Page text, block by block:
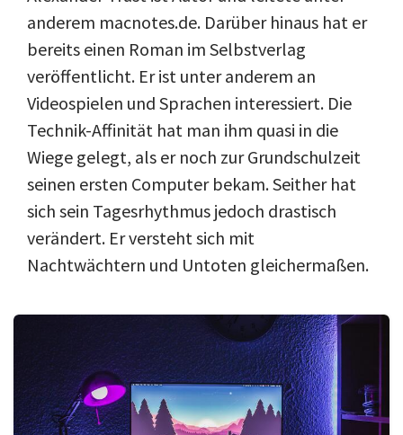
Magazine
Über uns
Podcast
Mac Life+
Anmelden
anderem macnotes.de. Darüber hinaus hat er
bereits einen Roman im Selbstverlag
veröffentlicht. Er ist unter anderem an
Videospielen und Sprachen interessiert. Die
Technik-Affinität hat man ihm quasi in die
Wiege gelegt, als er noch zur Grundschulzeit
seinen ersten Computer bekam. Seither hat
sich sein Tagesrhythmus jedoch drastisch
verändert. Er versteht sich mit
Nachtwächtern und Untoten gleichermaßen.